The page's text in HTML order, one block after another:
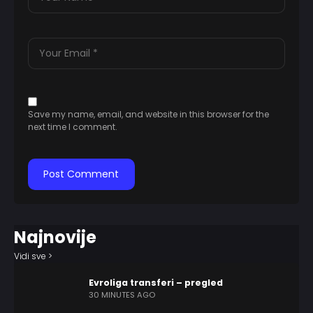
Save my name, email, and website in this browser for the
next time I comment.
Najnovije
Vidi sve >
Evroliga transferi – pregled
30 MINUTES AGO